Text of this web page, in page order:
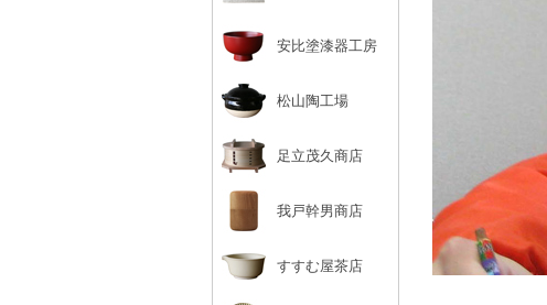
安比塗漆器工房
松山陶工場
足立茂久商店
我戸幹男商店
すすむ屋茶店